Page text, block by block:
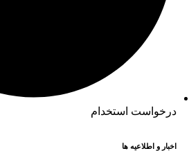
درخواست استخدام
اخبار و اطلاعیه ها